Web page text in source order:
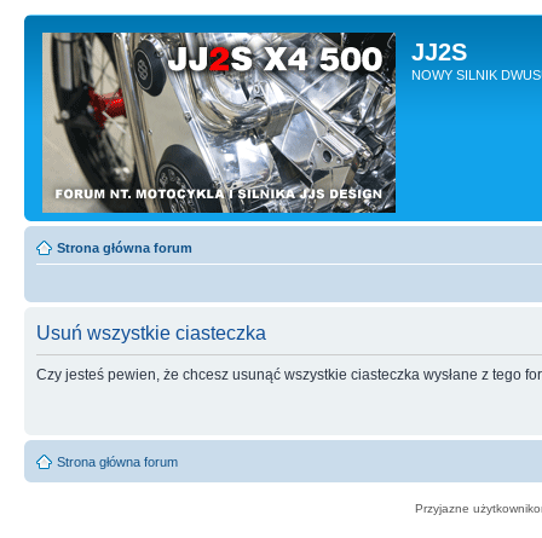
JJ2S
NOWY SILNIK
Strona główna forum
Usuń wszystkie ciasteczka
Czy jesteś pewien, że chcesz usunąć wszystkie ciasteczka wysłane z tego
Strona główna forum
Przyjazne